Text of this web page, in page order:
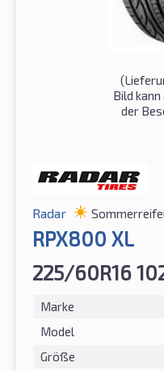
Bild
der
Radar
RPX800 XL
225/60R16
Marke
Model
Größe